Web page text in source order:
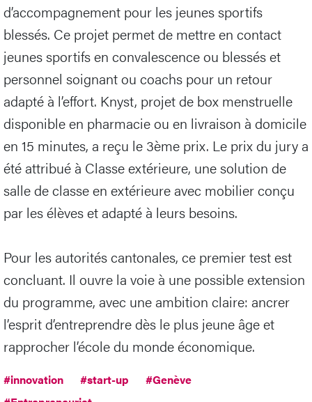
d’accompagnement pour les jeunes sportifs
blessés. Ce projet permet de mettre en contact
jeunes sportifs en convalescence ou blessés et
personnel soignant ou coachs pour un retour
adapté à l’effort. Knyst, projet de box menstruelle
disponible en pharmacie ou en livraison à domicile
en 15 minutes, a reçu le 3ème prix. Le prix du jury a
été attribué à Classe extérieure, une solution de
salle de classe en extérieure avec mobilier conçu
par les élèves et adapté à leurs besoins.
Pour les autorités cantonales, ce premier test est
concluant. Il ouvre la voie à une possible extension
du programme, avec une ambition claire: ancrer
l’esprit d’entreprendre dès le plus jeune âge et
rapprocher l’école du monde économique.
#innovation #start-up
#Genève